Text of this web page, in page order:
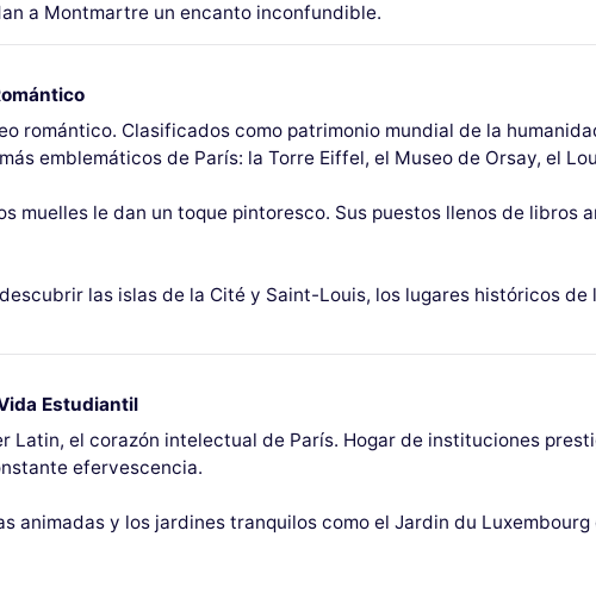
a Montmartre un encanto inconfundible.
romántico. Clasificados como patrimonio mundial de la
emblemáticos de París: la Torre Eiffel, el Museo de Orsay, el
muelles le dan un toque pintoresco. Sus puestos llenos de libros
las islas de la Cité y Saint-Louis, los lugares históricos
Estudiantil
Latin, el corazón intelectual de París. Hogar de instituciones
efervescencia.
animadas y los jardines tranquilos como el Jardin du